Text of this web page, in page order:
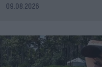
09.08.2026